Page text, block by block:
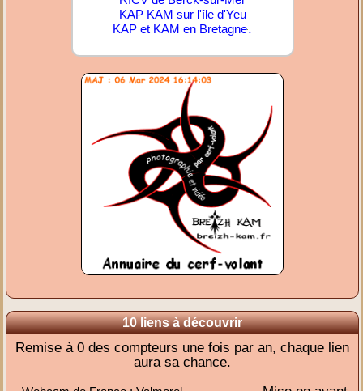
KAP KAM sur l'île d'Yeu
KAP et KAM en Bretagne.
10 liens à découvrir
Remise à 0 des compteurs une fois par an, chaque lien
aura sa chance.